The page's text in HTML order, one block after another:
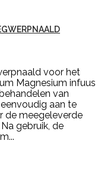
voor het
Magnesium infuus
van
aan te
de meegeleverde
gebruik, de